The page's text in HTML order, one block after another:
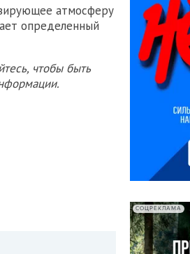
атмосферу
определенный
чтобы быть
СОЦРЕКЛАМА